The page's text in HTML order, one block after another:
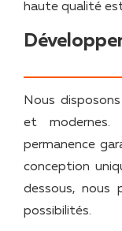
haute qualité
Nous
et modernes.
permanence
conception
dessous, nous
possibilités.